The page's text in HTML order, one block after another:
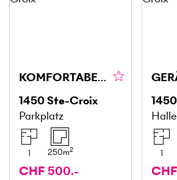
KOMFORTABEL UND VIELSEITIG
1450Ste-Croix
Parkplatz
1 250m2
CHF 500.-
1450
Halle
1